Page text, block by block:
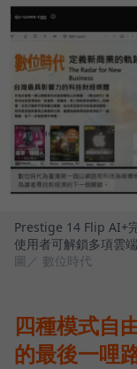
Prestige 14 Flip AI+
使用者可解鎖多項雲
圖／ 數位時代
四種模式自
的最後一哩